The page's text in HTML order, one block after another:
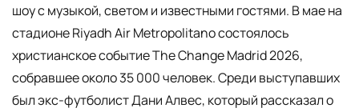
шоу с музыкой, светом и известными гостями. В мае на
стадионе Riyadh Air Metropolitano состоялось
христианское событие The Change Madrid 2026,
собравшее около 35 000 человек. Среди выступавших
был экс-футболист Дани Алвес, который рассказал о